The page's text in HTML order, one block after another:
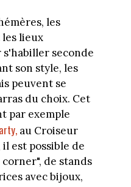
les
lieux
seconde
son style, les
peuvent se
du choix. Cet
par exemple
au Croiseur
il est possible de
de stands
avec bijoux,